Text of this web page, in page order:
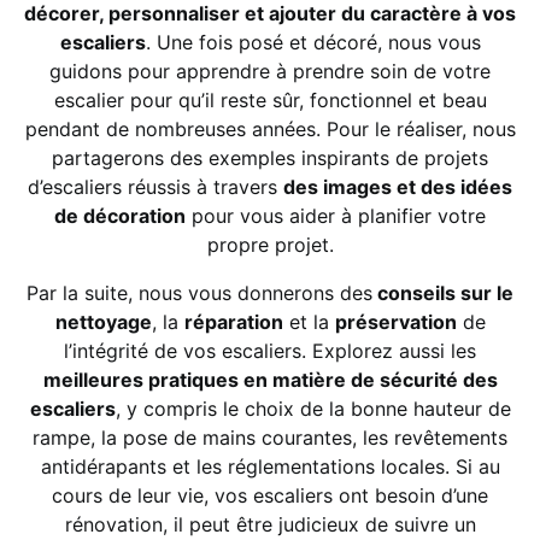
décorer, personnaliser et ajouter du caractère à vos
escaliers. Une fois posé et décoré, nous vous
guidons pour apprendre à prendre soin de votre
escalier pour qu’il reste sûr, fonctionnel et beau
pendant de nombreuses années. Pour le réaliser, nous
partagerons des exemples inspirants de projets
d’escaliers réussis à travers des images et des idées
de décoration pour vous aider à planifier votre
propre projet.
Par la suite, nous vous donnerons des conseils sur le
nettoyage, la réparation et la préservation de
l’intégrité de vos escaliers. Explorez aussi les
meilleures pratiques en matière de sécurité des
escaliers, y compris le choix de la bonne hauteur de
rampe, la pose de mains courantes, les revêtements
antidérapants et les réglementations locales. Si au
cours de leur vie, vos escaliers ont besoin d’une
rénovation, il peut être judicieux de suivre un